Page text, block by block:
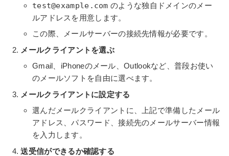
test@example.com のような独自ドメインのメー
ルアドレスを用意します。
この際、メールサーバーの接続先情報が必要です。
メールクライアントを選ぶ
Gmail、iPhoneのメール、Outlookなど、普段お使い
のメールソフトを自由に選べます。
メールクライアントに設定する
選んだメールクライアントに、上記で準備したメール
アドレス、パスワード、接続先のメールサーバー情報
を入力します。
送受信ができるか確認する